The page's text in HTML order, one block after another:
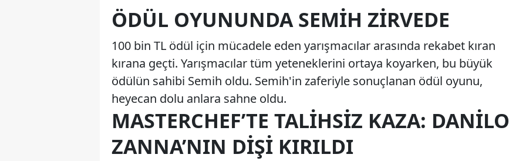
ÖDÜL OYUNUNDA SEMIH ZIRVEDE
100 bin TL ödül için mücadele eden yarışmacılar arasında rekabet kıran
kırana geçti. Yarışmacılar tüm yeteneklerini ortaya koyarken, bu büyük
ödülün sahibi Semih oldu. Semih'in zaferiyle sonuçlanan ödül oyunu,
heyecan dolu anlara sahne oldu.
MASTERCHEF’TE TALIHSIZ KAZA: DANILO
ZANNA’NIN DIŞI KIRILDI